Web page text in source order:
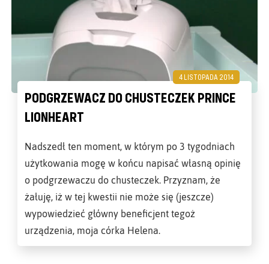
4 LISTOPADA 2014
PODGRZEWACZ DO CHUSTECZEK PRINCE
LIONHEART
Nadszedł ten moment, w którym po 3 tygodniach
użytkowania mogę w końcu napisać własną opinię
o podgrzewaczu do chusteczek. Przyznam, że
żałuję, iż w tej kwestii nie może się (jeszcze)
wypowiedzieć główny beneficjent tegoż
urządzenia, moja córka Helena.